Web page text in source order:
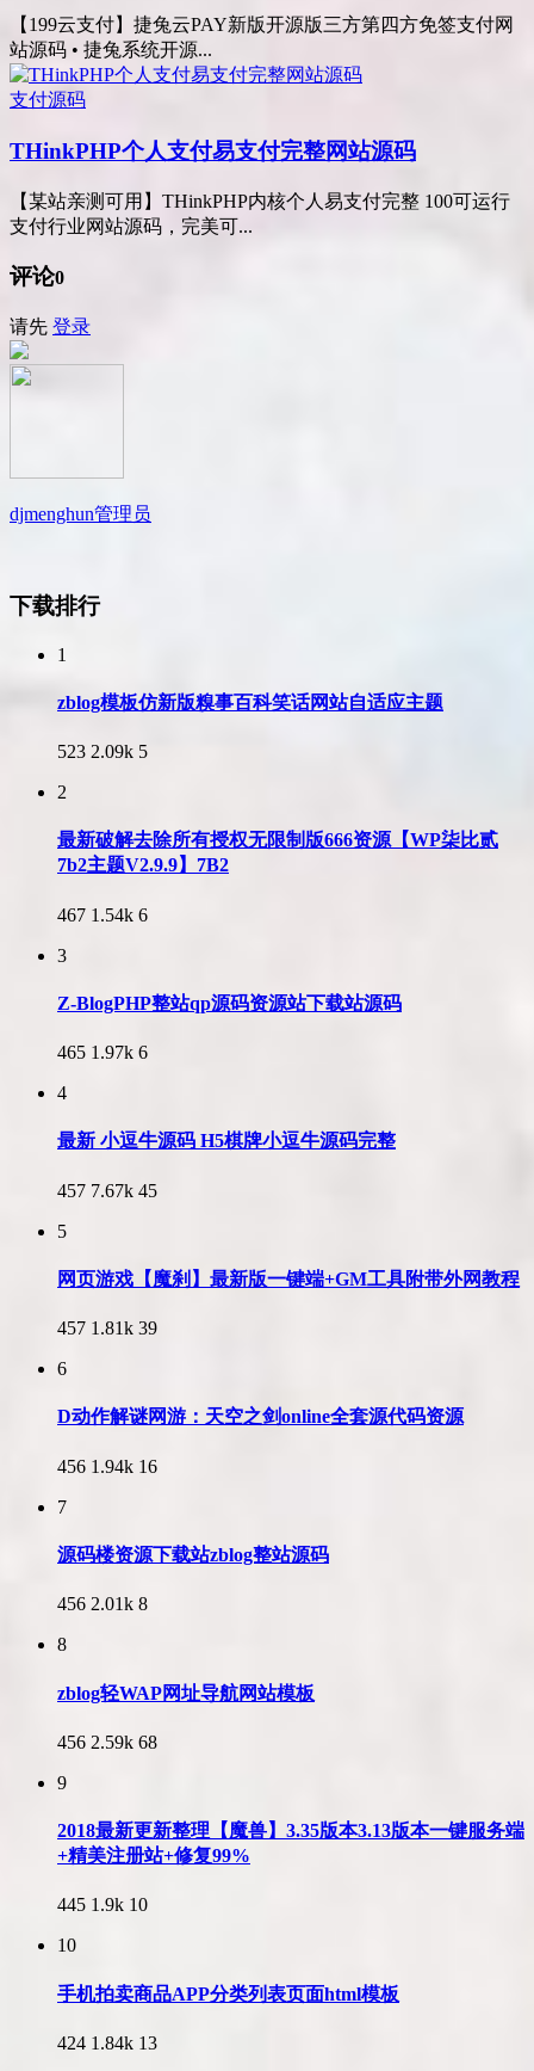
【199云支付】捷兔云PAY新版开源版三方第四方免签支付网
站源码 • 捷兔系统开源...
支付源码
THinkPHP个人支付易支付完整网站源码
【某站亲测可用】THinkPHP内核个人易支付完整 100可运行
支付行业网站源码，完美可...
评论0
请先 登录
djmenghun管理员
下载排行
1
zblog模板仿新版糗事百科笑话网站自适应主题
523 2.09k 5
2
最新破解去除所有授权无限制版666资源【WP柒比贰
7b2主题V2.9.9】7B2
467 1.54k 6
3
Z-BlogPHP整站qp源码资源站下载站源码
465 1.97k 6
4
最新 小逗牛源码 H5棋牌小逗牛源码完整
457 7.67k 45
5
网页游戏【魔刹】最新版一键端+GM工具附带外网教程
457 1.81k 39
6
D动作解谜网游：天空之剑online全套源代码资源
456 1.94k 16
7
源码楼资源下载站zblog整站源码
456 2.01k 8
8
zblog轻WAP网址导航网站模板
456 2.59k 68
9
2018最新更新整理【魔兽】3.35版本3.13版本一键服务端
+精美注册站+修复99%
445 1.9k 10
10
手机拍卖商品APP分类列表页面html模板
424 1.84k 13